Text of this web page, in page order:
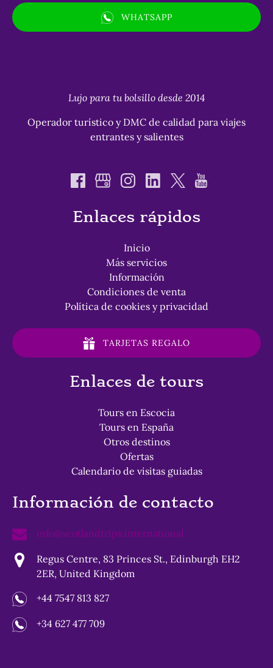
WHATSAPP
Lujo para tu bolsillo desde 2014
Operador turístico y DMC de calidad para viajes
entrantes y salientes
Enlaces rápidos
Inicio
Más servicios
Información
Condiciones de venta
Política de cookies y privacidad
TARJETAS REGALO
Enlaces de tours
Tours en Escocia
Tours en España
Otros destinos
Ofertas
Calendario de visitas guiadas
Información de contacto
info@scotlandtrips.international
Regus Centre, 83 Princes St., Edinburgh EH2
2ER, United Kingdom
+44 7547 813 827
+34 627 477 709